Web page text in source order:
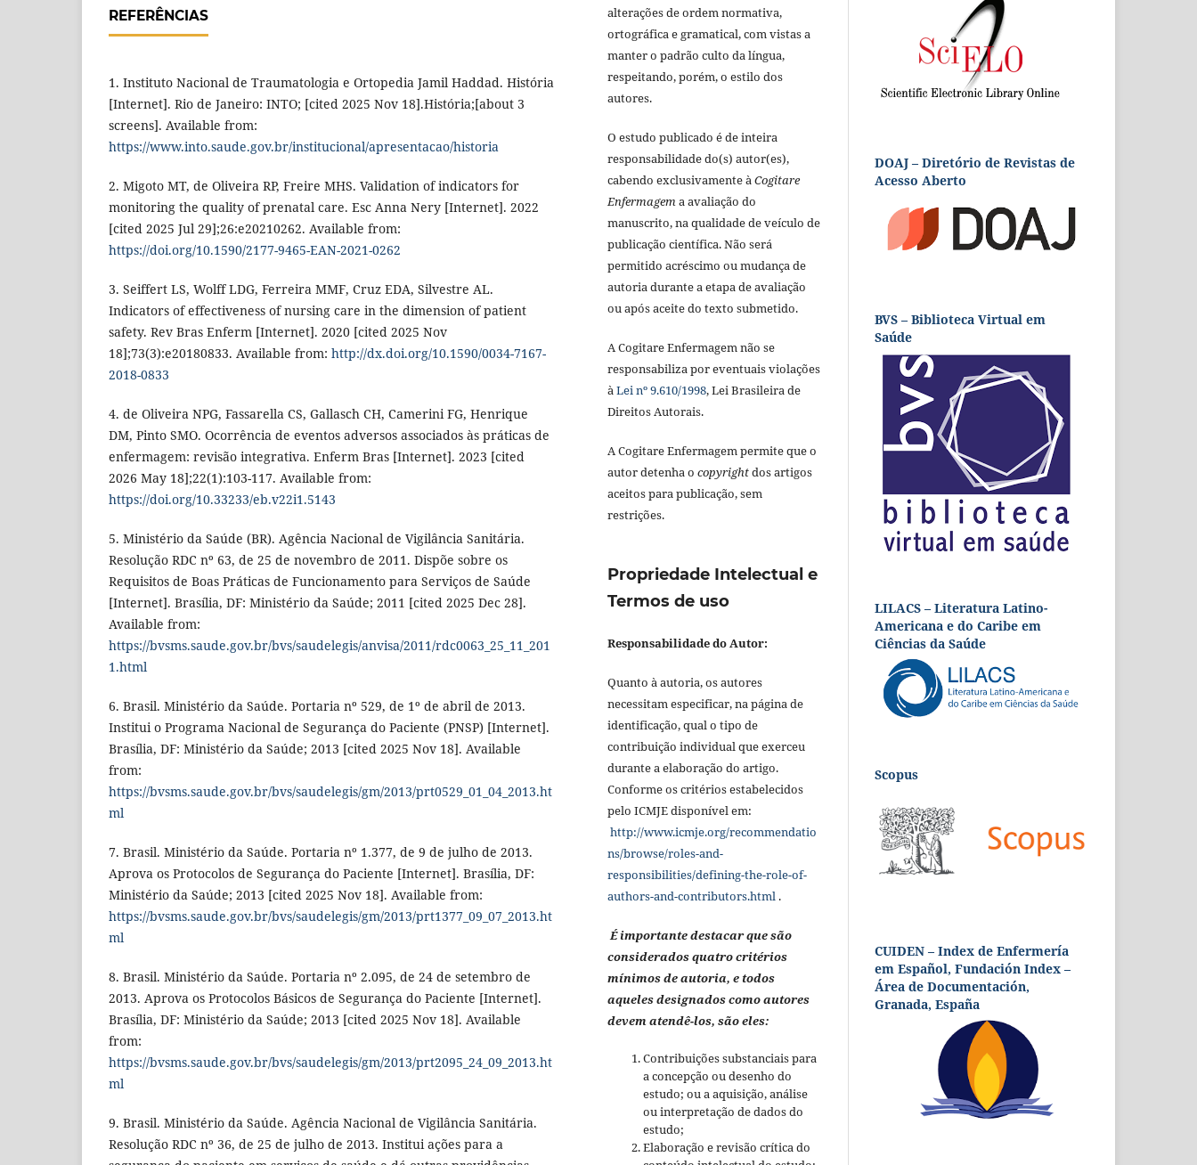
REFERÊNCIAS
1. Instituto Nacional de Traumatologia e Ortopedia Jamil Haddad. História
[Internet]. Rio de Janeiro: INTO; [cited 2025 Nov 18].História;[about 3
screens]. Available from:
https://www.into.saude.gov.br/institucional/apresentacao/historia
2. Migoto MT, de Oliveira RP, Freire MHS. Validation of indicators for
monitoring the quality of prenatal care. Esc Anna Nery [Internet]. 2022
[cited 2025 Jul 29];26:e20210262. Available from:
https://doi.org/10.1590/2177-9465-EAN-2021-0262
3. Seiffert LS, Wolff LDG, Ferreira MMF, Cruz EDA, Silvestre AL.
Indicators of effectiveness of nursing care in the dimension of patient
safety. Rev Bras Enferm [Internet]. 2020 [cited 2025 Nov
18];73(3):e20180833. Available from: http://dx.doi.org/10.1590/0034-7167-
2018-0833
4. de Oliveira NPG, Fassarella CS, Gallasch CH, Camerini FG, Henrique
DM, Pinto SMO. Ocorrência de eventos adversos associados às práticas de
enfermagem: revisão integrativa. Enferm Bras [Internet]. 2023 [cited
2026 May 18];22(1):103-117. Available from:
https://doi.org/10.33233/eb.v22i1.5143
5. Ministério da Saúde (BR). Agência Nacional de Vigilância Sanitária.
Resolução RDC nº 63, de 25 de novembro de 2011. Dispõe sobre os
Requisitos de Boas Práticas de Funcionamento para Serviços de Saúde
[Internet]. Brasília, DF: Ministério da Saúde; 2011 [cited 2025 Dec 28].
Available from:
https://bvsms.saude.gov.br/bvs/saudelegis/anvisa/2011/rdc0063_25_11_201
1.html
6. Brasil. Ministério da Saúde. Portaria nº 529, de 1º de abril de 2013.
Institui o Programa Nacional de Segurança do Paciente (PNSP) [Internet].
Brasília, DF: Ministério da Saúde; 2013 [cited 2025 Nov 18]. Available
from:
https://bvsms.saude.gov.br/bvs/saudelegis/gm/2013/prt0529_01_04_2013.ht
ml
7. Brasil. Ministério da Saúde. Portaria nº 1.377, de 9 de julho de 2013.
Aprova os Protocolos de Segurança do Paciente [Internet]. Brasília, DF:
Ministério da Saúde; 2013 [cited 2025 Nov 18]. Available from:
https://bvsms.saude.gov.br/bvs/saudelegis/gm/2013/prt1377_09_07_2013.ht
ml
8. Brasil. Ministério da Saúde. Portaria nº 2.095, de 24 de setembro de
2013. Aprova os Protocolos Básicos de Segurança do Paciente [Internet].
Brasília, DF: Ministério da Saúde; 2013 [cited 2025 Nov 18]. Available
from:
https://bvsms.saude.gov.br/bvs/saudelegis/gm/2013/prt2095_24_09_2013.ht
ml
9. Brasil. Ministério da Saúde. Agência Nacional de Vigilância Sanitária.
Resolução RDC nº 36, de 25 de julho de 2013. Institui ações para a
alterações de ordem normativa,
ortográfica e gramatical, com vistas a
manter o padrão culto da língua,
respeitando, porém, o estilo dos
autores.
O estudo publicado é de inteira
responsabilidade do(s) autor(es),
cabendo exclusivamente àCogitare
Enfermagema avaliação do
manuscrito, na qualidade de veículo de
publicação científica. Não será
permitido acréscimo ou mudança de
autoria durante a etapa de avaliação
ou após aceite do texto submetido.
A Cogitare Enfermagem não se
responsabiliza por eventuais violações
àLei nº 9.610/1998, Lei Brasileira de
Direitos Autorais.
A Cogitare Enfermagem permite que o
autor detenha o copyrightdos artigos
aceitos para publicação, sem
restrições.
Propriedade Intelectual e
Termos de uso
Responsabilidade do Autor:
Quanto à autoria, os autores
necessitam especificar, na página de
identificação, qual o tipo de
contribuição individual que exerceu
durante a elaboração do artigo.
Conforme os critérios estabelecidos
pelo ICMJE disponível em:
http://www.icmje.org/recommendatio
ns/browse/roles-and-
responsibilities/defining-the-role-of-
authors-and-contributors.html .
É importante destacar que são
considerados quatro critérios
mínimos de autoria, e todos
aqueles designados como autores
devem atendê-los, são eles:
Contribuições substanciais para
a concepção ou desenho do
estudo; ou a aquisição, análise
ou interpretação de dados do
estudo;
Elaboração e revisão crítica do
DOAJ – Diretório de Revistas de
Acesso Aberto
BVS – Biblioteca Virtual em
Saúde
LILACS – Literatura Latino-
Americana e do Caribe em
Ciências da Saúde
Scopus
CUIDEN – Index de Enfermería
em Español, Fundación Index –
Área de Documentación,
Granada, España